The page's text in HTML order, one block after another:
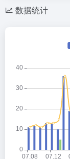
数据统计